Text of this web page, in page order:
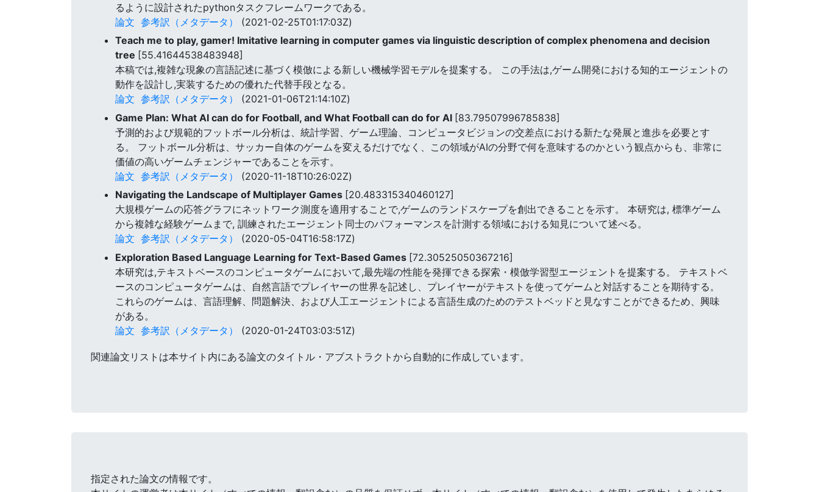
るように設計されたpythonタスクフレームワークである。
論文 参考訳（メタデータ）
(2021-02-25T01:17:03Z)
Teach me to play, gamer! Imitative learning in computer games via linguistic description of complex phenomena and decision
tree [55.41644538483948]
本稿では,複雑な現象の言語記述に基づく模倣による新しい機械学習モデルを提案する。 この手法は,ゲーム開発における知的エージェントの
動作を設計し,実装するための優れた代替手段となる。
論文 参考訳（メタデータ）
(2021-01-06T21:14:10Z)
Game Plan: What AI can do for Football, and What Football can do for AI [83.79507996785838]
予測的および規範的フットボール分析は、統計学習、ゲーム理論、コンピュータビジョンの交差点における新たな発展と進歩を必要とす
る。 フットボール分析は、サッカー自体のゲームを変えるだけでなく、この領域がAIの分野で何を意味するのかという観点からも、非常に
価値の高いゲームチェンジャーであることを示す。
論文 参考訳（メタデータ）
(2020-11-18T10:26:02Z)
Navigating the Landscape of Multiplayer Games [20.483315340460127]
大規模ゲームの応答グラフにネットワーク測度を適用することで,ゲームのランドスケープを創出できることを示す。 本研究は, 標準ゲーム
から複雑な経験ゲームまで, 訓練されたエージェント同士のパフォーマンスを計測する領域における知見について述べる。
論文 参考訳（メタデータ）
(2020-05-04T16:58:17Z)
Exploration Based Language Learning for Text-Based Games [72.30525050367216]
本研究は,テキストベースのコンピュータゲームにおいて,最先端の性能を発揮できる探索・模倣学習型エージェントを提案する。 テキストベ
ースのコンピュータゲームは、自然言語でプレイヤーの世界を記述し、プレイヤーがテキストを使ってゲームと対話することを期待する。
これらのゲームは、言語理解、問題解決、および人工エージェントによる言語生成のためのテストベッドと見なすことができるため、興味
がある。
論文 参考訳（メタデータ） (2020-01-24T03:03:51Z)
関連論文リストは本サイト内にある論文のタイトル・アブストラクトから自動的に作成しています。
指定された論文の情報です。